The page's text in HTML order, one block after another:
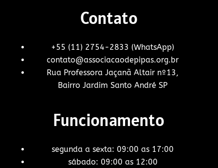
Contato
+55 (11) 2754-2833 (WhatsApp)
contato@associacaodepipas.org.br
Rua Professora Jaçanã Altair nº13,
Bairro Jardim Santo André SP
Funcionamento
segunda a sexta: 09:00 as 17:00
sábado: 09:00 as 12:00